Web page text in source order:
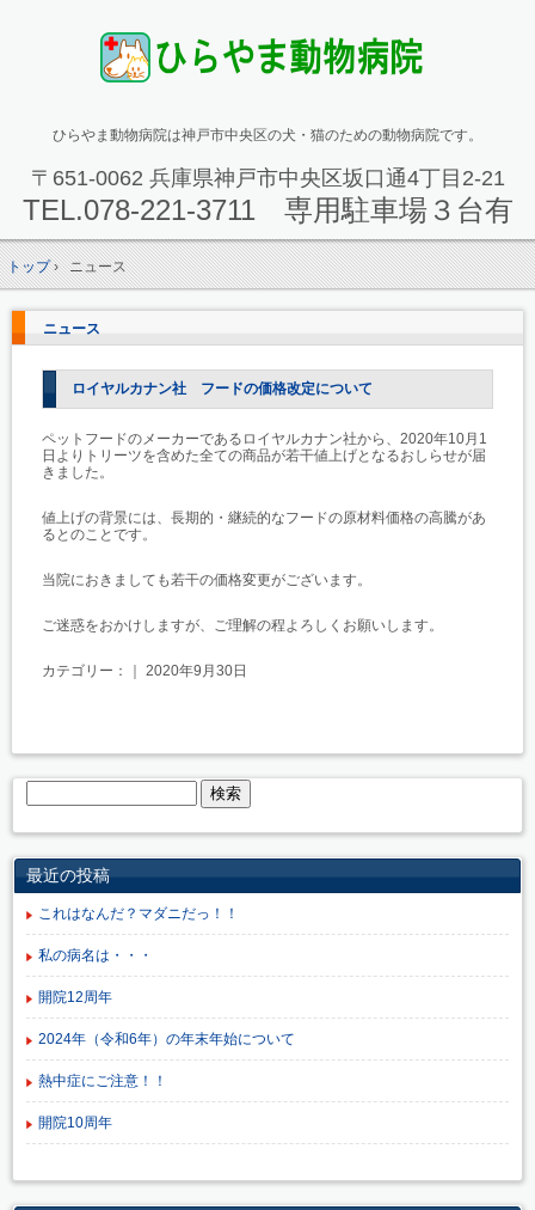
ひらやま動物病院は神戸市中央区の犬・猫のための動物病院です。
〒651-0062 兵庫県神戸市中央区坂口通4丁目2-21
TEL.078-221-3711 専用駐車場３台有
トップ› ニュース
ニュース
ロイヤルカナン社 フードの価格改定について
ペットフードのメーカーであるロイヤルカナン社から、2020年10月1
日よりトリーツを含めた全ての商品が若干値上げとなるおしらせが届
きました。
値上げの背景には、長期的・継続的なフードの原材料価格の高騰があ
るとのことです。
当院におきましても若干の価格変更がございます。
ご迷惑をおかけしますが、ご理解の程よろしくお願いします。
カテゴリー：｜ 2020年9月30日
最近の投稿
これはなんだ？マダニだっ！！
私の病名は・・・
開院12周年
2024年（令和6年）の年末年始について
熱中症にご注意！！
開院10周年